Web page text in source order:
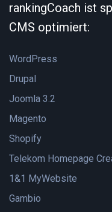
rankingCoach ist
CMS optimiert:
WordPress
Drupal
Joomla 3.2
Magento
Shopify
Telekom Homepage
1&1 MyWebsite
Gambio